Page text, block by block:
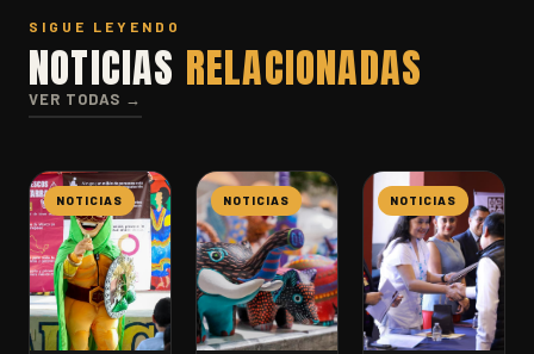
SIGUE LEYENDO
NOTICIAS RELACIONADAS
VER TODAS →
NOTICIAS NOTICIAS NOTICIAS